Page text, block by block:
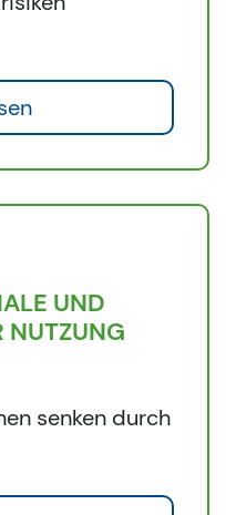
UND
NUTZUNG
senken durch